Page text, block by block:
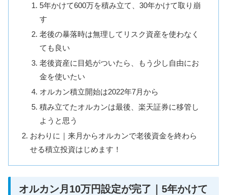
5年かけて600万を積み立て、30年かけて取り崩
す
老後の暴落時は無理してリスク資産を使わなく
ても良い
老後資産に目処がついたら、もう少し自由にお
金を使いたい
オルカン積立開始は2022年7月から
積み立てたオルカンは最後、楽天証券に移管し
ようと思う
おわりに｜来月からオルカンで老後資金を終わら
せる積立投資はじめます！
オルカン月10万円設定が完了｜5年かけて